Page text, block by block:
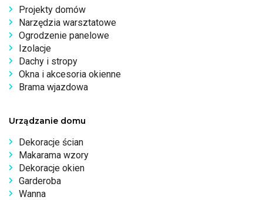
Projekty domów
Narzędzia warsztatowe
Ogrodzenie panelowe
Izolacje
Dachy i stropy
Okna i akcesoria okienne
Brama wjazdowa
Urządzanie domu
Dekoracje ścian
Makarama wzory
Dekoracje okien
Garderoba
Wanna